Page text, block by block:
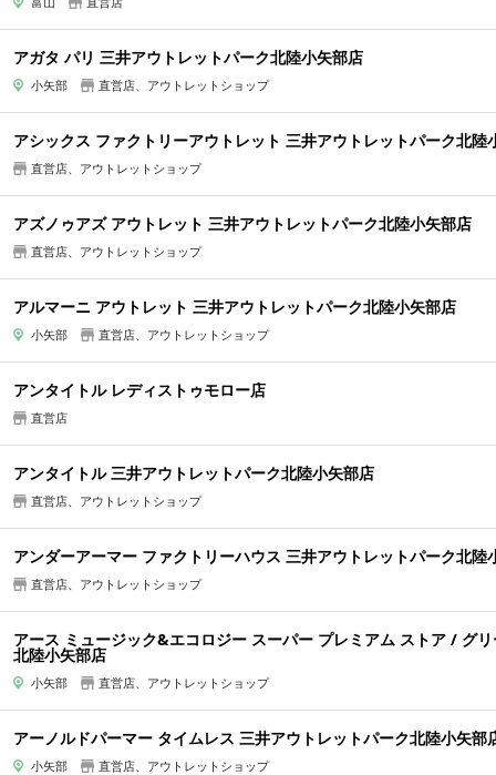
アガタ パリ 三井アウトレットパーク北陸小矢部店
小矢部 直営店、アウトレットショップ
アシックス ファクトリーアウトレット 三井アウトレットパーク北陸
直営店、アウトレットショップ
アズノゥアズ アウトレット 三井アウトレットパーク北陸小矢部店
直営店、アウトレットショップ
アルマーニ アウトレット 三井アウトレットパーク北陸小矢部店
小矢部 直営店、アウトレットショップ
アンタイトル レディストゥモロー店
直営店
アンタイトル 三井アウトレットパーク北陸小矢部店
直営店、アウトレットショップ
アンダーアーマー ファクトリーハウス 三井アウトレットパーク北陸
直営店、アウトレットショップ
アース ミュージック&エコロジー スーパー プレミアム ストア / グ
北陸小矢部店
小矢部 直営店、アウトレットショップ
アーノルドパーマー タイムレス 三井アウトレットパーク北陸小矢部
小矢部 直営店、アウトレットショップ